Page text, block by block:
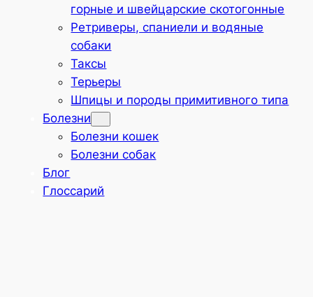
горные и швейцарские скотогонные
Ретриверы, спаниели и водяные
собаки
Таксы
Терьеры
Шпицы и породы примитивного типа
Болезни
Болезни кошек
Болезни собак
Блог
Глоссарий